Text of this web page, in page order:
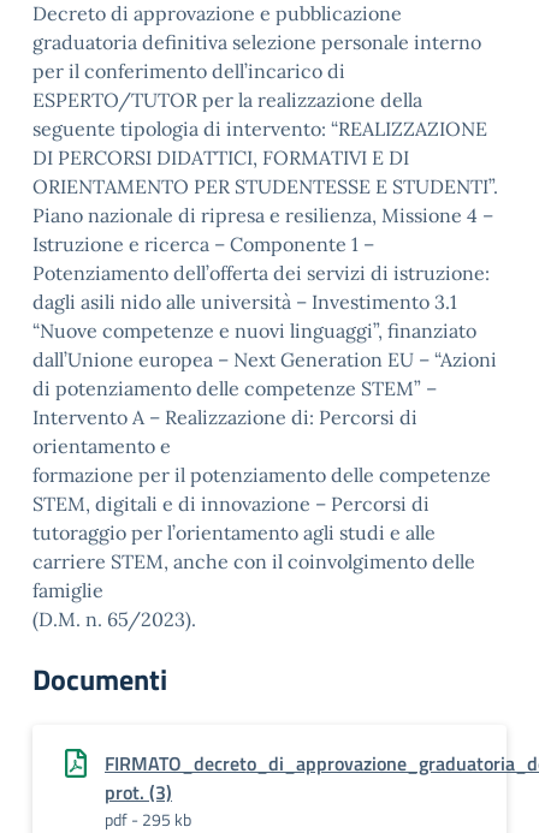
Decreto di approvazione e pubblicazione
graduatoria definitiva selezione personale interno
per il conferimento dell’incarico di
ESPERTO/TUTOR per la realizzazione della
seguente tipologia di intervento: “REALIZZAZIONE
DI PERCORSI DIDATTICI, FORMATIVI E DI
ORIENTAMENTO PER STUDENTESSE E STUDENTI”.
Piano nazionale di ripresa e resilienza, Missione 4 –
Istruzione e ricerca – Componente 1 –
Potenziamento dell’offerta dei servizi di istruzione:
dagli asili nido alle università – Investimento 3.1
“Nuove competenze e nuovi linguaggi”, finanziato
dall’Unione europea – Next Generation EU – “Azioni
di potenziamento delle competenze STEM” –
Intervento A – Realizzazione di: Percorsi di
orientamento e
formazione per il potenziamento delle competenze
STEM, digitali e di innovazione – Percorsi di
tutoraggio per l’orientamento agli studi e alle
carriere STEM, anche con il coinvolgimento delle
famiglie
(D.M. n. 65/2023).
Documenti
prot. (3)
pdf - 295 kb